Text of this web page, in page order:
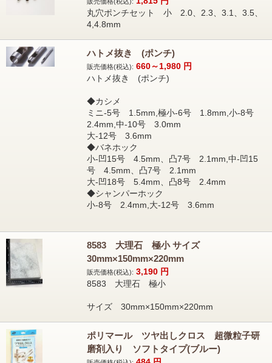
丸穴ポンチセット 小 2.0、2.3、3.1、3.5、
4,4.8mm
ハトメ抜き (ポンチ)
販売価格(税込): 660～1,980 円
ハトメ抜き (ポンチ)
◆カシメ
ミニ-5号 1.5mm,極小-6号 1.8mm,小-8号
2.4mm,中-10号 3.0mm
大-12号 3.6mm
◆バネホック
小-凹15号 4.5mm、凸7号 2.1mm,中-凹15
号 4.5mm、凸7号 2.1mm
大-凹18号 5.4mm、凸8号 2.4mm
◆シャンパーホック
小-8号 2.4mm,大-12号 3.6mm
8583 大理石 極小 サイズ
30mm×150mm×220mm
販売価格(税込): 3,190 円
8583 大理石 極小
サイズ 30mm×150mm×220mm
ポリマール ツヤ出しクロス 超微粒子研
磨剤入り ソフトタイプ(ブルー)